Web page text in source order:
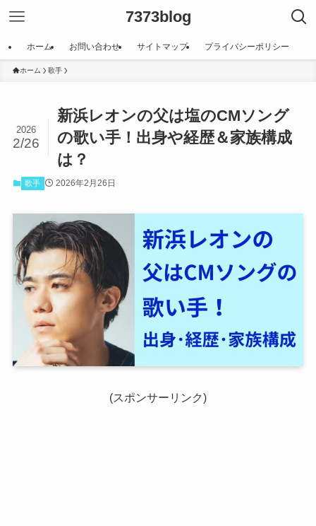
7373blog
ホーム お問い合わせ サイトマップ プライバシーポリシー
ホーム 歌手
新浜レオンの父は塩のCMソング
の歌い手！出身や経歴＆家族構成
は？
2026
2/26
歌手 2026年2月26日
(スポンサーリンク)